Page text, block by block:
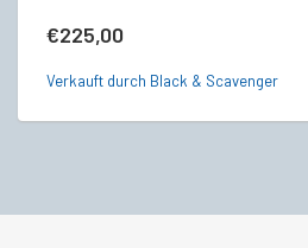
€225,00
Verkauft durch Black & Scavenger